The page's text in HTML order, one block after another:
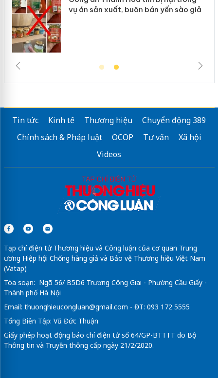
vụ án sản xuất, buôn bán yến sào giả
Tin tức Kinh tế Thương hiệu
Chuyển động 389
Chính sách & Pháp luật
OCOP Tư vấn
Xã hội
Videos
Tạp chí điện tử Thương hiệu và Công luận của cơ quan Trung
ương Hiệp hội Chống hàng giả và Bảo vệ Thương hiệu Việt Nam
(Vatap)
Tòa soạn: Ngõ 56/ B5D6 Trương Công Giai - Phường Cầu Giấy -
Thành phố Hà Nội
Email: thuonghieucongluan@gmail.com - ĐT: 093 172 5555
Tổng Biên Tập: Vũ Đức Thuận
Giấy phép hoạt động báo chí điện tử số 64/GP-BTTTT do Bộ
Thông tin và Truyền thông cấp ngày 21/2/2020.